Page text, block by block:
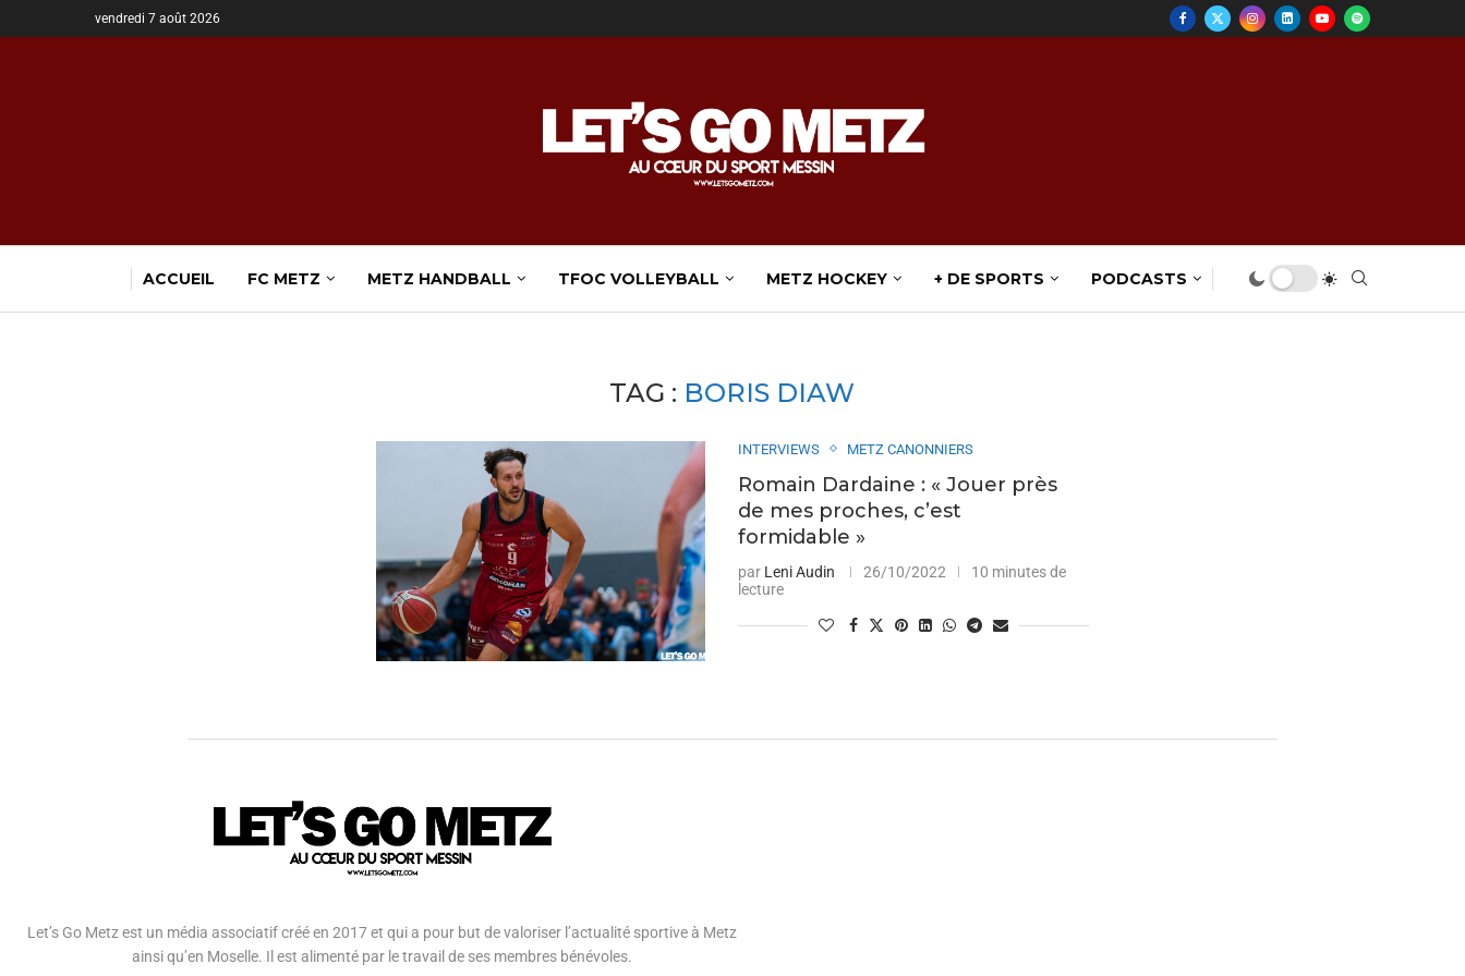
vendredi 7 août 2026
ACCUEIL FC METZ METZ HANDBALL TFOC VOLLEYBALL METZ HOCKEY + DE SPORTS PODCASTS
TAG : BORIS DIAW
INTERVIEWS METZ CANONNIERS
Romain Dardaine : « Jouer près
de mes proches, c’est
formidable »
par Leni Audin 26/10/2022
10 minutes de
lecture
Let’s Go Metz est un média associatif créé en 2017 et qui a pour but de valoriser l’actualité sportive à Metz
ainsi qu’en Moselle. Il est alimenté par le travail de ses membres bénévoles.